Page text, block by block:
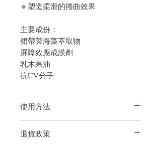
🔹塑造柔滑的捲曲效果
主要成份：
裙帶菜海藻萃取物
屏障效應成膜劑
乳木果油
抗UV分子
使用方法
退貨政策